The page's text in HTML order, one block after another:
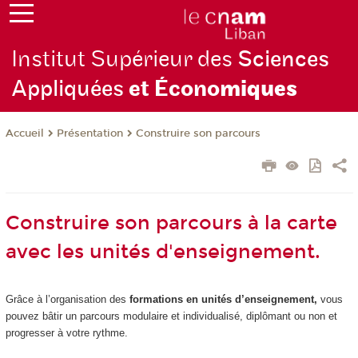
Institut Supérieur des Sciences
Appliquéeset Économiques
Accueil Présentation Construire son parcours
Construire son parcours à la carte
avec les unités d'enseignement.
Grâce à l’organisation des formations en unités d’enseignement, vous
pouvez bâtir un parcours modulaire et individualisé, diplômant ou non et
progresser à votre rythme.